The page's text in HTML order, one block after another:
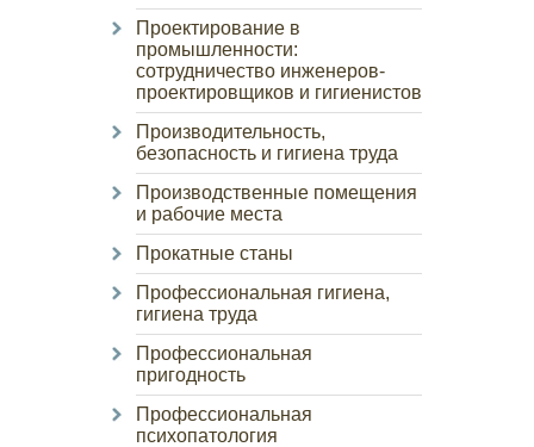
Проектирование в
промышленности:
сотрудничество инженеров-
проектировщиков и гигиенистов
Производительность,
безопасность и гигиена труда
Производственные помещения
и рабочие места
Прокатные станы
Профессиональная гигиена,
гигиена труда
Профессиональная
пригодность
Профессиональная
психопатология